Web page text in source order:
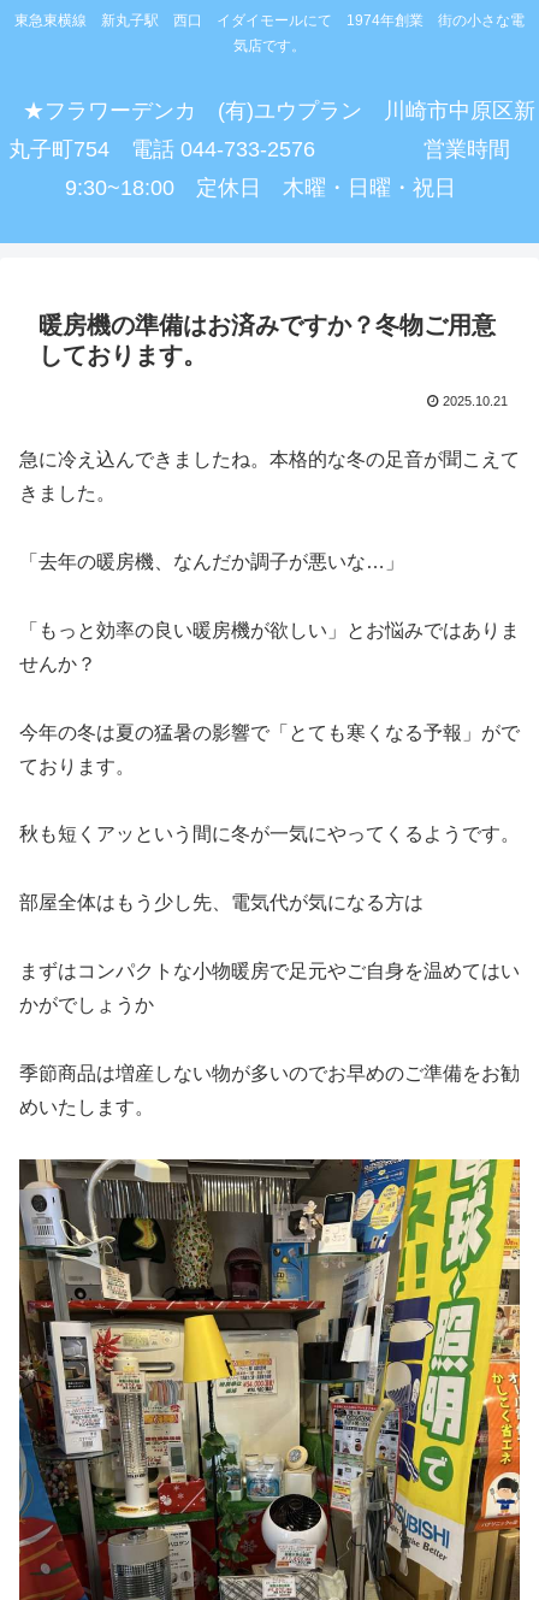
東急東横線 新丸子駅 西口 イダイモールにて 1974年創業 街の小さな電
気店です。
★フラワーデンカ (有)ユウプラン 川崎市中原区新
丸子町754 電話 044-733-2576 営業時間
9:30~18:00 定休日 木曜・日曜・祝日
暖房機の準備はお済みですか？冬物ご用意
しております。
2025.10.21
急に冷え込んできましたね。本格的な冬の足音が聞こえて
きました。
「去年の暖房機、なんだか調子が悪いな…」
「もっと効率の良い暖房機が欲しい」とお悩みではありま
せんか？
今年の冬は夏の猛暑の影響で「とても寒くなる予報」がで
ております。
秋も短くアッという間に冬が一気にやってくるようです。
部屋全体はもう少し先、電気代が気になる方は
まずはコンパクトな小物暖房で足元やご自身を温めてはい
かがでしょうか
季節商品は増産しない物が多いのでお早めのご準備をお勧
めいたします。